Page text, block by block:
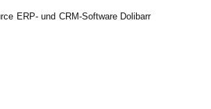
ERP- und CRM-Software Dolibarr